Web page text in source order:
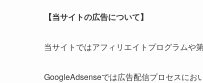
【当サイトの広告について】
当サイトではアフィリエイトプログラムや
GoogleAdsenseでは広告配信プロセスに